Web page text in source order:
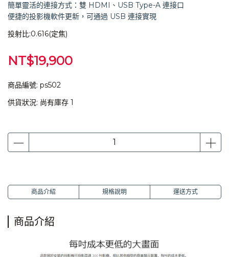
簡單靈活的連接方式：雙 HDMI、USB Type-A 連接口
便捷的投影機軟件更新，可通過 USB 連接實現
投射比:0.616(定焦)
NT$19,900
商品編號: ps502
供貨狀況: 尚有庫存 1
商品介紹 規格說明 運送方式
商品介紹